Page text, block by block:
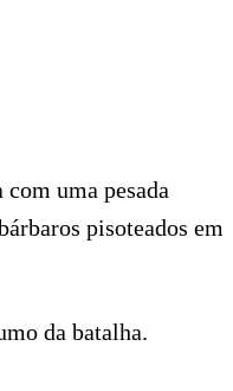
uma pesada
pisoteados em
da batalha.